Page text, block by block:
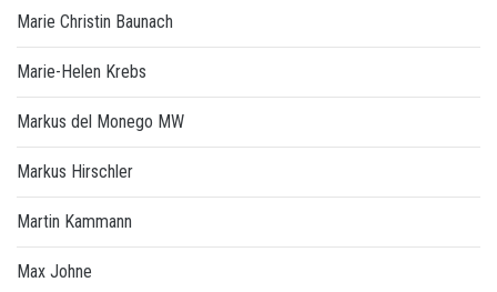
Marie Christin Baunach
Marie-Helen Krebs
Markus del Monego MW
Markus Hirschler
Martin Kammann
Max Johne